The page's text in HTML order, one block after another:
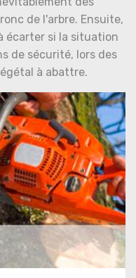
de l'arbre. Ensuite,
écarter si la situation
de sécurité, lors des
à abattre.